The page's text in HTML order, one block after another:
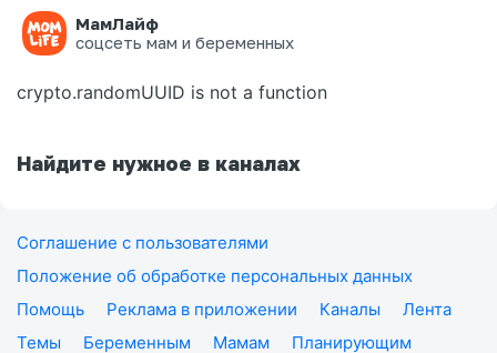
МамЛайф
соцсеть мам и беременных
Ошибка на странице
crypto.randomUUID is not a function
Найдите нужное в каналах
Соглашение с пользователями
Положение об обработке персональных данных
Помощь
Реклама в приложении Каналы
Лента
Темы
Беременным Мамам
Планирующим